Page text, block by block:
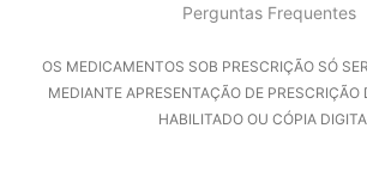
Perguntas Frequentes
OS MEDICAMENTOS SOB PRESCRIÇÃO SÓ
MEDIANTE APRESENTAÇÃO DE PRESCRIÇÃO
HABILITADO OU CÓPIA